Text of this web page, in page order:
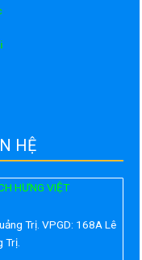
HỆ
HƯNG VIỆT
Trị. VPGD: 168A Lê
Trị.